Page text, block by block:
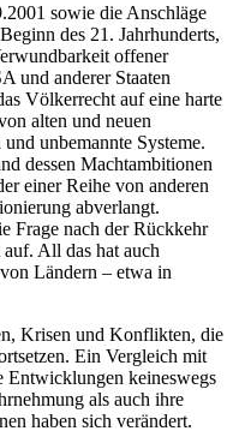
sowie die Anschläge
des 21. Jahrhunderts,
offener
und anderer Staaten
Völkerrecht auf eine harte
alten und neuen
unbemannte Systeme.
dessen Machtambitionen
einer Reihe von anderen
abverlangt.
Frage nach der Rückkehr
All das hat auch
Ländern – etwa in
Krisen und Konflikten, die
Ein Vergleich mit
Entwicklungen keineswegs
als auch ihre
haben sich verändert.